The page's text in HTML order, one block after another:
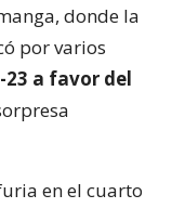
donde la
por varios
23 a favor del
en el cuarto